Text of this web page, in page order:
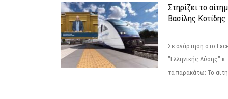
Στηρίζει το
Βασίλης Κοτίδης
Σε ανάρτηση στο
"Ελληνικής Λύσης"
τα παρακάτω: Το